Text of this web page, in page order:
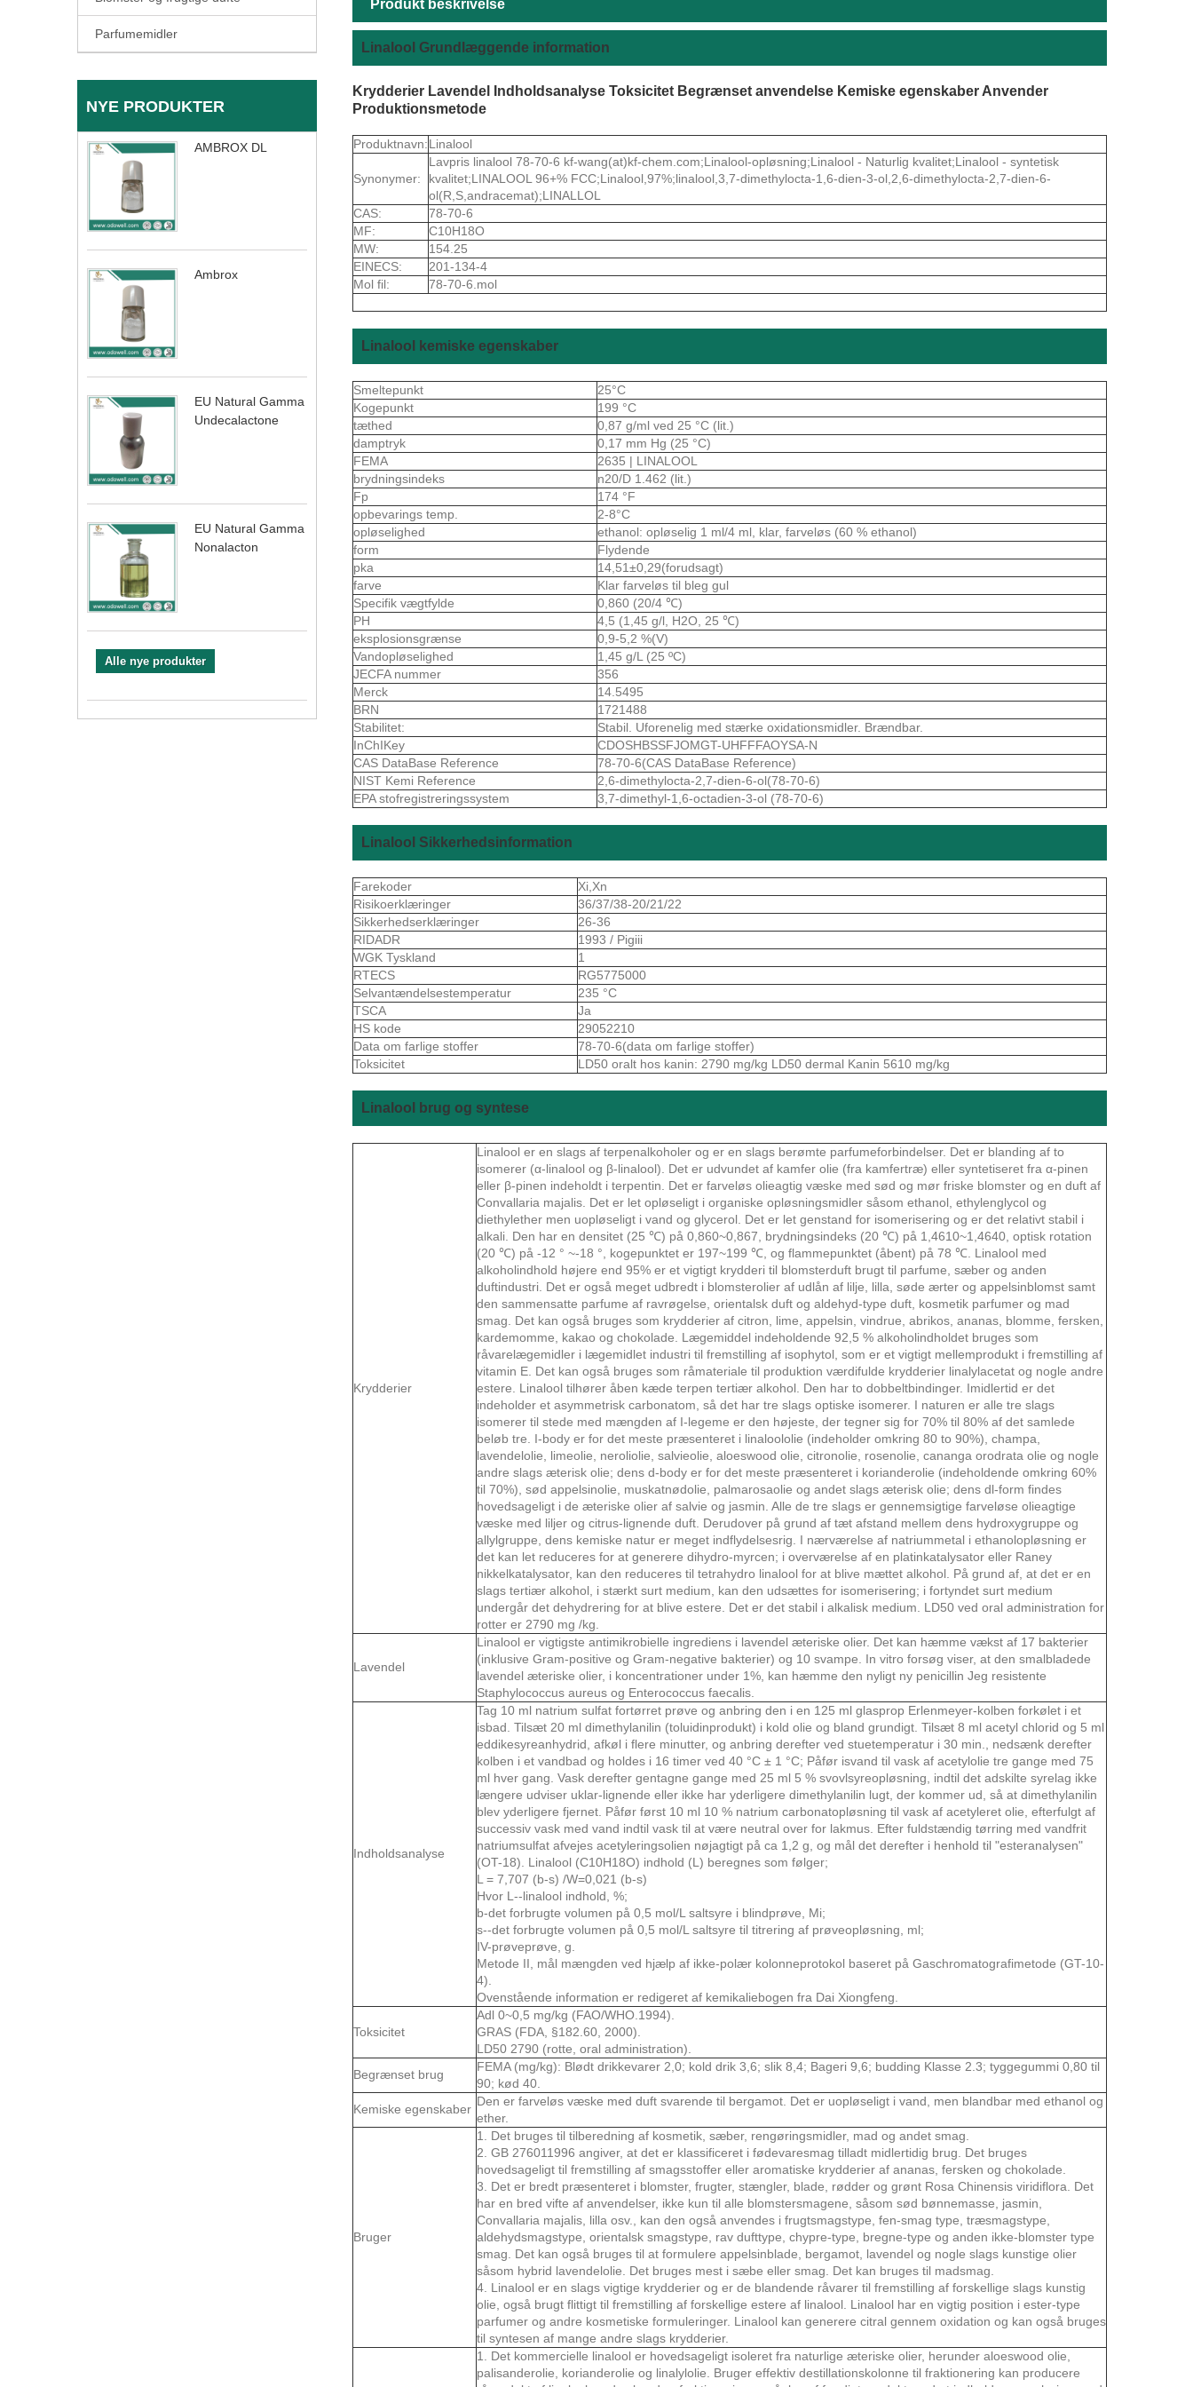
Parfumemidler
NYE PRODUKTER
AMBROX DL
Ambrox
EU Natural Gamma
Undecalactone
EU Natural Gamma
Nonalacton
Alle nye produkter
Produkt beskrivelse
Linalool Grundlæggende information
Krydderier Lavendel Indholdsanalyse Toksicitet Begrænset anvendelse Kemiske egenskaber Anvender
Produktionsmetode
Produktnavn:Linalool
Synonymer:
Lavpris linalool 78-70-6 kf-wang(at)kf-chem.com;Linalool-opløsning;Linalool - Naturlig kvalitet;Linalool - syntetisk
kvalitet;LINALOOL 96+% FCC;Linalool,97%;linalool,3,7-dimethylocta-1,6-dien-3-ol,2,6-dimethylocta-2,7-dien-6-
ol(R,S,andracemat);LINALLOL
CAS:
78-70-6
MF:
C10H18O
MW:
154.25
EINECS:
201-134-4
Mol fil:
78-70-6.mol
Linalool kemiske egenskaber
Smeltepunkt
25°C
Kogepunkt
199 °C
tæthed
0,87 g/ml ved 25 °C (lit.)
damptryk
0,17 mm Hg (25 °C)
FEMA
2635 | LINALOOL
brydningsindeks
n20/D 1.462 (lit.)
Fp
174 °F
opbevarings temp.
2-8°C
opløselighed
ethanol: opløselig 1 ml/4 ml, klar, farveløs (60 % ethanol)
form
Flydende
pka
14,51±0,29(forudsagt)
farve
Klar farveløs til bleg gul
Specifik vægtfylde
0,860 (20/4 ℃)
PH
4,5 (1,45 g/l, H2O, 25 ℃)
eksplosionsgrænse
0,9-5,2 %(V)
Vandopløselighed
1,45 g/L (25 ºC)
JECFA nummer
356
Merck
14.5495
BRN
1721488
Stabilitet:
Stabil. Uforenelig med stærke oxidationsmidler. Brændbar.
InChIKey
CDOSHBSSFJOMGT-UHFFFAOYSA-N
CAS DataBase Reference
78-70-6(CAS DataBase Reference)
NIST Kemi Reference
2,6-dimethylocta-2,7-dien-6-ol(78-70-6)
EPA stofregistreringssystem
3,7-dimethyl-1,6-octadien-3-ol (78-70-6)
Linalool Sikkerhedsinformation
Farekoder
Xi,Xn
Risikoerklæringer
36/37/38-20/21/22
Sikkerhedserklæringer
26-36
RIDADR
1993 / Pigiii
WGK Tyskland
1
RTECS
RG5775000
Selvantændelsestemperatur
235 °C
TSCA
Ja
HS kode
29052210
Data om farlige stoffer
78-70-6(data om farlige stoffer)
Toksicitet
LD50 oralt hos kanin: 2790 mg/kg LD50 dermal Kanin 5610 mg/kg
Linalool brug og syntese
Krydderier
Linalool er en slags af terpenalkoholer og er en slags berømte parfumeforbindelser. Det er blanding af to
isomerer (α-linalool og β-linalool). Det er udvundet af kamfer olie (fra kamfertræ) eller syntetiseret fra α-pinen
eller β-pinen indeholdt i terpentin. Det er farveløs olieagtig væske med sød og mør friske blomster og en duft af
Convallaria majalis. Det er let opløseligt i organiske opløsningsmidler såsom ethanol, ethylenglycol og
diethylether men uopløseligt i vand og glycerol. Det er let genstand for isomerisering og er det relativt stabil i
alkali. Den har en densitet (25 ℃) på 0,860~0,867, brydningsindeks (20 ℃) ​​på 1,4610~1,4640, optisk rotation
(20 ℃) ​​på -12 ° ~-18 °, kogepunktet er 197~199 ℃, og flammepunktet (åbent) på 78 ℃. Linalool med
alkoholindhold højere end 95% er et vigtigt krydderi til blomsterduft brugt til parfume, sæber og anden
duftindustri. Det er også meget udbredt i blomsterolier af udlån af lilje, lilla, søde ærter og appelsinblomst samt
den sammensatte parfume af ravrøgelse, orientalsk duft og aldehyd-type duft, kosmetik parfumer og mad
smag. Det kan også bruges som krydderier af citron, lime, appelsin, vindrue, abrikos, ananas, blomme, fersken,
kardemomme, kakao og chokolade. Lægemiddel indeholdende 92,5 % alkoholindholdet bruges som
råvarelægemidler i lægemidlet industri til fremstilling af isophytol, som er et vigtigt mellemprodukt i fremstilling af
vitamin E. Det kan også bruges som råmateriale til produktion værdifulde krydderier linalylacetat og nogle andre
estere. Linalool tilhører åben kæde terpen tertiær alkohol. Den har to dobbeltbindinger. Imidlertid er det
indeholder et asymmetrisk carbonatom, så det har tre slags optiske isomerer. I naturen er alle tre slags
isomerer til stede med mængden af ​​I-legeme er den højeste, der tegner sig for 70% til 80% af det samlede
beløb tre. I-body er for det meste præsenteret i linaloololie (indeholder omkring 80 to 90%), champa,
lavendelolie, limeolie, neroliolie, salvieolie, aloeswood olie, citronolie, rosenolie, cananga orodrata olie og nogle
andre slags æterisk olie; dens d-body er for det meste præsenteret i korianderolie (indeholdende omkring 60%
til 70%), sød appelsinolie, muskatnødolie, palmarosaolie og andet slags æterisk olie; dens dl-form findes
hovedsageligt i de æteriske olier af salvie og jasmin. Alle de tre slags er gennemsigtige farveløse olieagtige
væske med liljer og citrus-lignende duft. Derudover på grund af tæt afstand mellem dens hydroxygruppe og
allylgruppe, dens kemiske natur er meget indflydelsesrig. I nærværelse af natriummetal i ethanolopløsning er
det kan let reduceres for at generere dihydro-myrcen; i overværelse af en platinkatalysator eller Raney
nikkelkatalysator, kan den reduceres til tetrahydro linalool for at blive mættet alkohol. På grund af, at det er en
slags tertiær alkohol, i stærkt surt medium, kan den udsættes for isomerisering; i fortyndet surt medium
undergår det dehydrering for at blive estere. Det er det stabil i alkalisk medium. LD50 ved oral administration for
rotter er 2790 mg /kg.
Lavendel
Linalool er vigtigste antimikrobielle ingrediens i lavendel æteriske olier. Det kan hæmme vækst af 17 bakterier
(inklusive Gram-positive og Gram-negative bakterier) og 10 svampe. In vitro forsøg viser, at den smalbladede
lavendel æteriske olier, i koncentrationer under 1%, kan hæmme den nyligt ny penicillin Jeg resistente
Staphylococcus aureus og Enterococcus faecalis.
Indholdsanalyse
Tag 10 ml natrium sulfat fortørret prøve og anbring den i en 125 ml glasprop Erlenmeyer-kolben forkølet i et
isbad. Tilsæt 20 ml dimethylanilin (toluidinprodukt) i kold olie og bland grundigt. Tilsæt 8 ml acetyl chlorid og 5 ml
eddikesyreanhydrid, afkøl i flere minutter, og anbring derefter ved stuetemperatur i 30 min., nedsænk derefter
kolben i et vandbad og holdes i 16 timer ved 40 °C ± 1 °C; Påfør isvand til vask af acetylolie tre gange med 75
ml hver gang. Vask derefter gentagne gange med 25 ml 5 % svovlsyreopløsning, indtil det adskilte syrelag ikke
længere udviser uklar-lignende eller ikke har yderligere dimethylanilin lugt, der kommer ud, så at dimethylanilin
blev yderligere fjernet. Påfør først 10 ml 10 % natrium carbonatopløsning til vask af acetyleret olie, efterfulgt af
successiv vask med vand indtil vask til at være neutral over for lakmus. Efter fuldstændig tørring med vandfrit
natriumsulfat afvejes acetyleringsolien nøjagtigt på ca 1,2 g, og mål det derefter i henhold til "esteranalysen"
(OT-18). Linalool (C10H18O) indhold (L) beregnes som følger;
L = 7,707 (b-s) /W=0,021 (b-s)
Hvor L--linalool indhold, %;
b-det forbrugte volumen på 0,5 mol/L saltsyre i blindprøve, Mi;
s--det forbrugte volumen på 0,5 mol/L saltsyre til titrering af prøveopløsning, ml;
IV-prøveprøve, g.
Metode II, mål mængden ved hjælp af ikke-polær kolonneprotokol baseret på Gaschromatografimetode (GT-10-
4).
Ovenstående information er redigeret af kemikaliebogen fra Dai Xiongfeng.
Toksicitet
Adl 0~0,5 mg/kg (FAO/WHO.1994).
GRAS (FDA, §182.60, 2000).
LD50 2790 (rotte, oral administration).
Begrænset brug
FEMA (mg/kg): Blødt drikkevarer 2,0; kold drik 3,6; slik 8,4; Bageri 9,6; budding Klasse 2.3; tyggegummi 0,80 til
90; kød 40.
Kemiske egenskaber
Den er farveløs væske med duft svarende til bergamot. Det er uopløseligt i vand, men blandbar med ethanol og
ether.
Bruger
1. Det bruges til tilberedning af kosmetik, sæber, rengøringsmidler, mad og andet smag.
2. GB 276011996 angiver, at det er klassificeret i fødevaresmag tilladt midlertidig brug. Det bruges
hovedsageligt til fremstilling af smagsstoffer eller aromatiske krydderier af ananas, fersken og chokolade.
3. Det er bredt præsenteret i blomster, frugter, stængler, blade, rødder og grønt Rosa Chinensis viridiflora. Det
har en bred vifte af anvendelser, ikke kun til alle blomstersmagene, såsom sød bønnemasse, jasmin,
Convallaria majalis, lilla osv., kan den også anvendes i frugtsmagstype, fen-smag type, træsmagstype,
aldehydsmagstype, orientalsk smagstype, rav dufttype, chypre-type, bregne-type og anden ikke-blomster type
smag. Det kan også bruges til at formulere appelsinblade, bergamot, lavendel og nogle slags kunstige olier
såsom hybrid lavendelolie. Det bruges mest i sæbe eller smag. Det kan bruges til madsmag.
4. Linalool er en slags vigtige krydderier og er de blandende råvarer til fremstilling af forskellige slags kunstig
olie, også brugt flittigt til fremstilling af forskellige estere af linalool. Linalool har en vigtig position i ester-type
parfumer og andre kosmetiske formuleringer. Linalool kan generere citral gennem oxidation og kan også bruges
til syntesen af mange andre slags krydderier.
1. Det kommercielle linalool er hovedsageligt isoleret fra naturlige æteriske olier, herunder aloeswood olie,
palisanderolie, korianderolie og linalylolie. Bruger effektiv destillationskolonne til fraktionering kan producere